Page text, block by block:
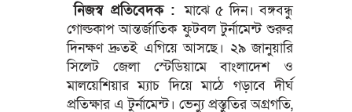
নিজস্ব প্রতিবেদক :মাঝে ৫ দিন। বঙ্গবন্ধু
গোল্ডকাপ আন্তর্জাতিক ফুটবল টুর্নামেন্ট শুরুর
দিনক্ষণ দ্রুতই এগিয়ে আসছে। ২৯ জানুয়ারি
সিলেট জেলা স্টেডিয়ামে বাংলাদেশ ও
মালয়েশিয়ার ম্যাচ দিয়ে মাঠে গড়াবে দীর্ঘ
প্রতিক্ষার এ টুর্নামেন্ট। ভেন্যু প্রস্তুতির অগ্রগতি,